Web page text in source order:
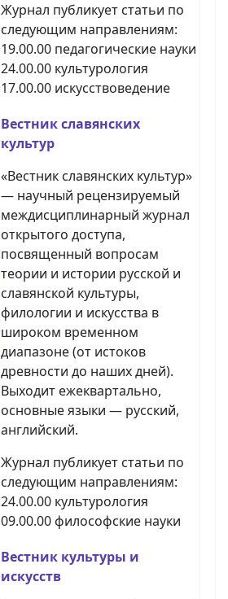
Журнал публикует статьи по
следующим направлениям:
19.00.00 педагогические науки
24.00.00 культурология
17.00.00 искусствоведение
Вестник славянских
культур
«Вестник славянских культур»
― научный рецензируемый
междисциплинарный журнал
открытого доступа,
посвященный вопросам
теории и истории русской и
славянской культуры,
филологии и искусства в
широком временном
диапазоне (от истоков
древности до наших дней).
Выходит ежеквартально,
основные языки — русский,
английский.
Журнал публикует статьи по
следующим направлениям:
24.00.00 культурология
09.00.00 философские науки
Вестник культуры и
искусств